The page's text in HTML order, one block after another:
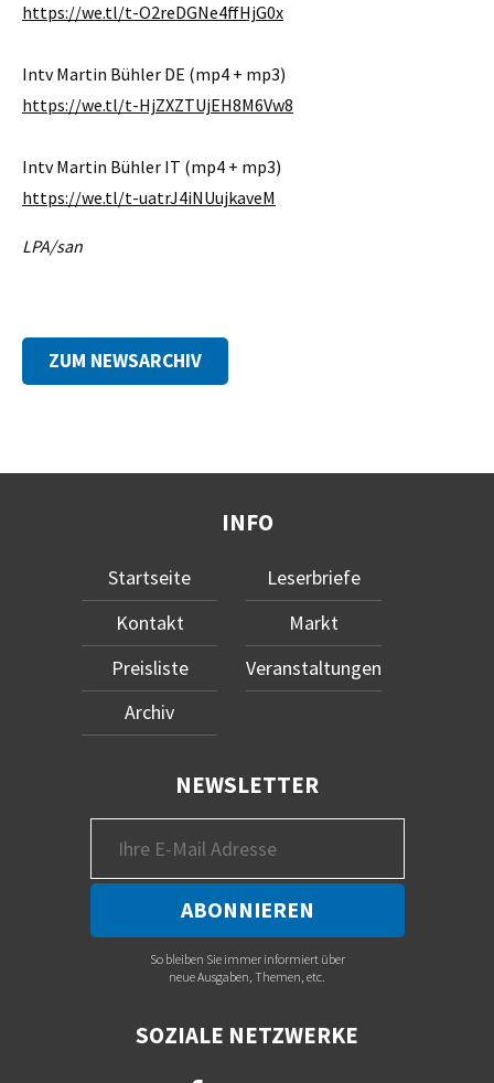
https://we.tl/t-O2reDGNe4ffHjG0x
Intv Martin Bühler DE (mp4 + mp3)
https://we.tl/t-HjZXZTUjEH8M6Vw8
Intv Martin Bühler IT (mp4 + mp3)
https://we.tl/t-uatrJ4iNUujkaveM
LPA/san
ZUM NEWSARCHIV
INFO
Startseite
Kontakt
Preisliste
Archiv
Leserbriefe
Markt
Veranstaltungen
NEWSLETTER
So bleiben Sie immer informiert über
neue Ausgaben, Themen, etc.
SOZIALE NETZWERKE